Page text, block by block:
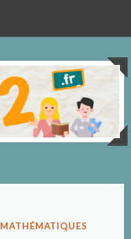
MATHÉMATIQUES